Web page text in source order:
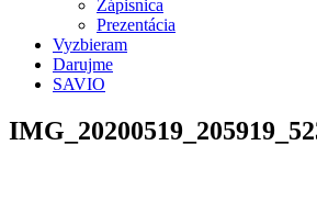
Zápisnica
Prezentácia
Vyzbieram
Darujme
SAVIO